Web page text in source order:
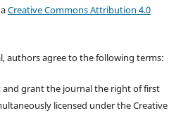
Creative Commons Attribution 4.0
authors agree to the following terms:
grant the journal the right of first
licensed under the Creative